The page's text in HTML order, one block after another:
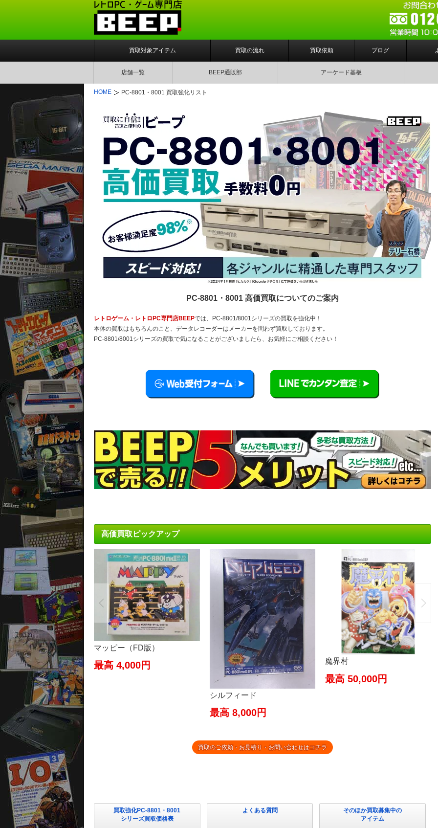
買取対象アイテム 買取の流れ 買取依頼 ブログ
店舗一覧 BEEP通販部 アーケード基板
HOME PC-8801・8001 買取強化リスト
PC-8801・8001 高価買取についてのご案内
レトロゲーム・レトロPC専門店BEEPでは、PC-8801/8001シリーズの買取を強化中！
本体の買取はもちろんのこと、データレコーダーはメーカーを問わず買取しております。
PC-8801/8001シリーズの買取で気になることがございましたら、お気軽にご相談ください！
高価買取ピックアップ
マッピー（FD版）
最高 4,000円
シルフィード
最高 8,000円
魔界村
最高 50,000円
買取のご依頼・お見積り・お問い合わせはコチラ
買取強化PC-8801・8001
シリーズ買取価格表
よくある質問
そのほか買取募集中の
アイテム